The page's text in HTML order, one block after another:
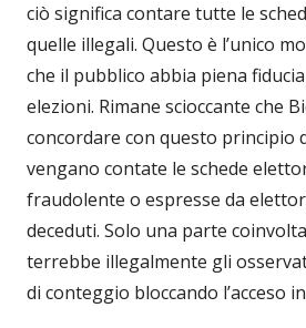
ciò significa contare tutte le
quelle illegali. Questo è l’unico
che il pubblico abbia piena
elezioni. Rimane scioccante che
concordare con questo principio
vengano contate le schede
fraudolente o espresse da
deceduti. Solo una parte
terrebbe illegalmente gli
di conteggio bloccando l’acceso